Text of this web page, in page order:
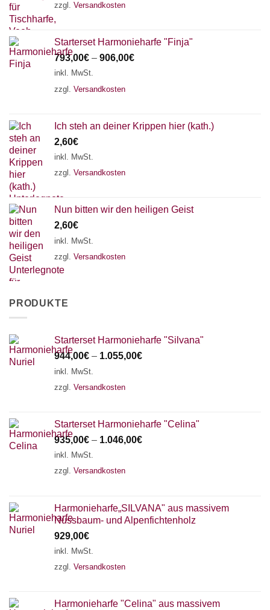
zzgl. Versandkosten
Starterset Harmonieharfe "Finja"
793,00€ – 906,00€
inkl. MwSt.
zzgl. Versandkosten
Ich steh an deiner Krippen hier (kath.)
2,60€
inkl. MwSt.
zzgl. Versandkosten
Nun bitten wir den heiligen Geist
2,60€
inkl. MwSt.
zzgl. Versandkosten
PRODUKTE
Starterset Harmonieharfe "Silvana"
944,00€ – 1.055,00€
inkl. MwSt.
zzgl. Versandkosten
Starterset Harmonieharfe "Celina"
935,00€ – 1.046,00€
inkl. MwSt.
zzgl. Versandkosten
Harmonieharfe„SILVANA" aus massivem
Nussbaum- und Alpenfichtenholz
929,00€
inkl. MwSt.
zzgl. Versandkosten
Harmonieharfe "Celina" aus massivem